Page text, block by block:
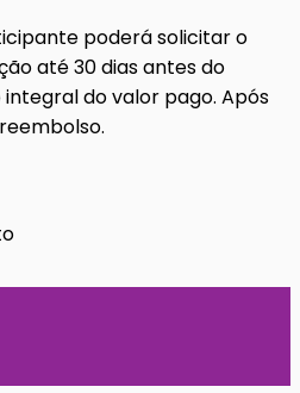
poderá solicitar o
até 30 dias antes do
do valor pago. Após